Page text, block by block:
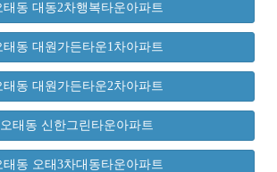
태동 대동2차행복타운아파트
태동 대원가든타운1차아파트
태동 대원가든타운2차아파트
오태동 신한그린타운아파트
태동 오태3차대동타운아파트